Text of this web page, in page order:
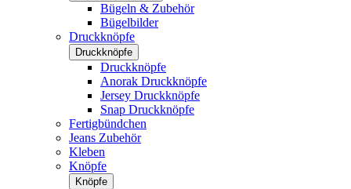
Bügeln & Zubehör
Bügelbilder
Druckknöpfe
Druckknöpfe
Druckknöpfe
Anorak Druckknöpfe
Jersey Druckknöpfe
Snap Druckknöpfe
Fertigbündchen
Jeans Zubehör
Kleben
Knöpfe
Knöpfe